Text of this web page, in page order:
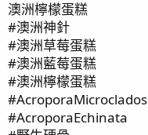
澳洲檸檬蛋糕
#澳洲神針
#澳洲草莓蛋糕
#澳洲藍莓蛋糕
#澳洲檸檬蛋糕
#AcroporaMicroclados
#AcroporaEchinata